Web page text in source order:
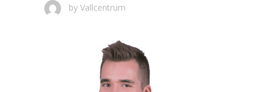
by Vallcentrum